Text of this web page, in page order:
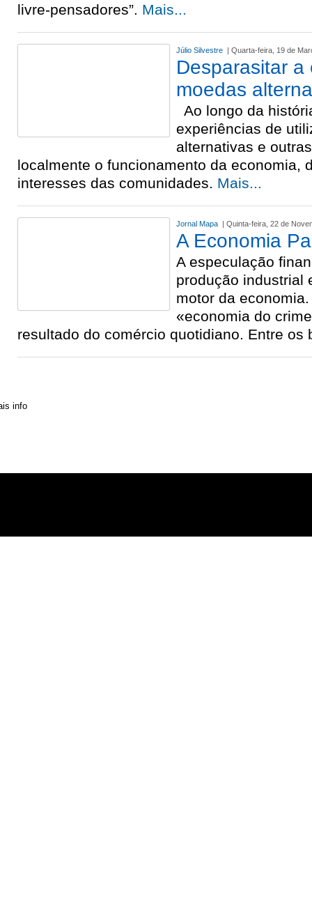
livre-pensadores”. Mais...
Júlio Silvestre | Quarta-feira, 19 de
Desparasitar a
moedas
Ao longo da
experiências de
alternativas e
localmente o funcionamento da economia,
interesses das comunidades. Mais...
Jornal Mapa | Quinta-feira, 22 de
A Economia
A especulação
produção industrial
motor da
«economia do
resultado do comércio quotidiano. Entre